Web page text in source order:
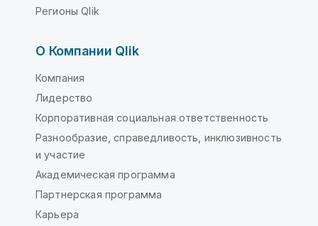
Регионы Qlik
О Компании Qlik
Компания
Лидерство
Корпоративная социальная ответственность
Разнообразие, справедливость, инклюзивность
и участие
Академическая программа
Партнерская программа
Карьера